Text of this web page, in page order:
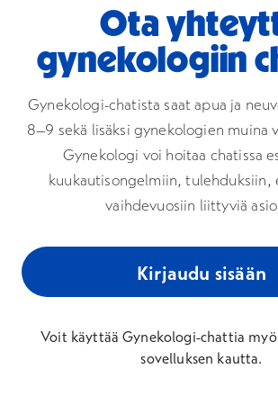
Ota
gynekologiin
Gynekologi-chatista saat apua ja
8–9 sekä lisäksi gynekologien muina
Gynekologi voi hoitaa chatissa
kuukautisongelmiin, tulehduksiin,
vaihdevuosiin liittyviä
Kirjaudu sisään
Voit käyttää Gynekologi-chattia
sovelluksen kautta.